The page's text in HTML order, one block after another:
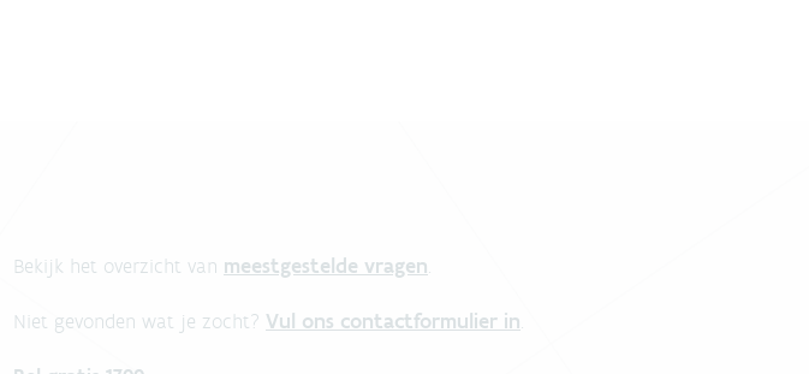
Bekijk het overzicht van meestgestelde vragen.
Niet gevonden wat je zocht? Vul ons contactformulier in.